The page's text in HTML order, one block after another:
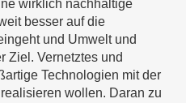
wirklich nachhaltige
besser auf die
und Umwelt und
Ziel. Vernetztes und
Technologien mit der
wollen. Daran zu